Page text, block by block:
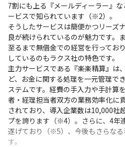
7割にも上る『メールディーラー』
ービスで知られています（※2）。
そうしたサービスは簡便かつリーズ
良が続けられているのが魅力です。
至るまで無借金での経営を行ってお
しているのもラクス社の特色です。
主力サービスである『楽楽精算』は
ど、お金に関する処理を一元管理で
ステムです。経費の手入力や手計算
者・経理担当者双方の業務効率化に
されており、導入企業数は10,000
プを誇ります（※4）。さらに、4年
遂げており（※5）、今後もさらな
す。